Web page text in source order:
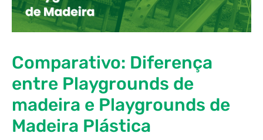
Comparativo: Diferença
entre Playgrounds de
madeira e Playgrounds de
Madeira Plástica